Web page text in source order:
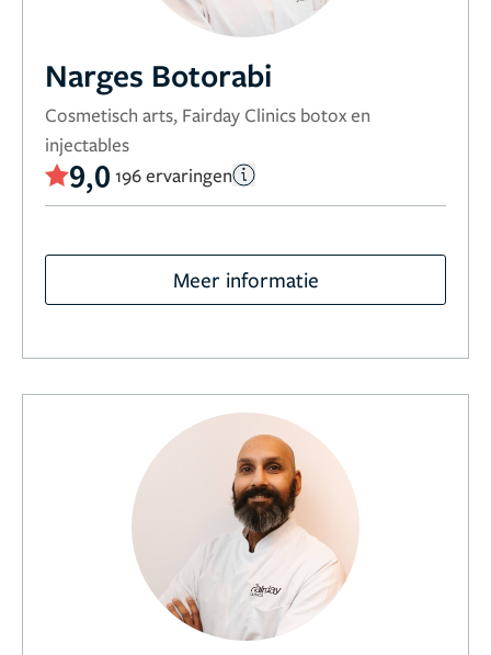
Narges Botorabi
Cosmetisch arts, Fairday Clinics botox en
injectables
9,0 196 ervaringen
Meer informatie